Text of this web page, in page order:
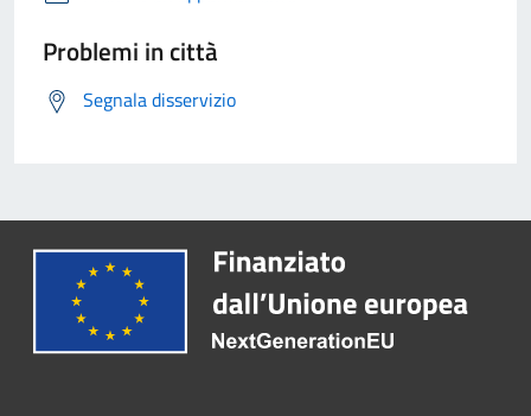
Problemi in città
Segnala disservizio